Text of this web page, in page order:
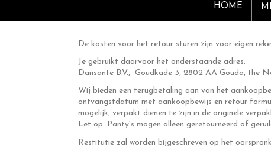
HOME
De kosten voor het retour sturen zijn voor eigen
Je gebruikt daarvoor het onderstaande adres:
Dansante B.V., Goudkade 3, 2802 AA Gouda, the
Wij bieden een terugbetaling aan van het
ontvangstdatum met aankoopbewijs en retour
mogelijk, verpakt dienen te zijn in de originele
Let op: Panty’s mogen alleen geretourneerd of
Restitutie zal worden bijgeschreven op het